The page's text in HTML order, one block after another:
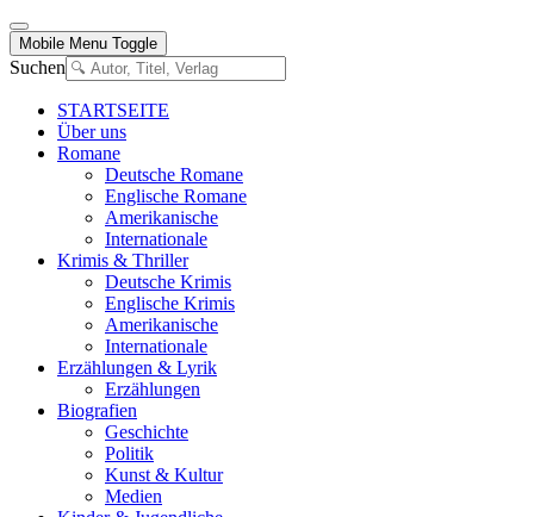
Mobile Menu Toggle
Suchen
STARTSEITE
Über uns
Romane
Deutsche Romane
Englische Romane
Amerikanische
Internationale
Krimis & Thriller
Deutsche Krimis
Englische Krimis
Amerikanische
Internationale
Erzählungen & Lyrik
Erzählungen
Biografien
Geschichte
Politik
Kunst & Kultur
Medien